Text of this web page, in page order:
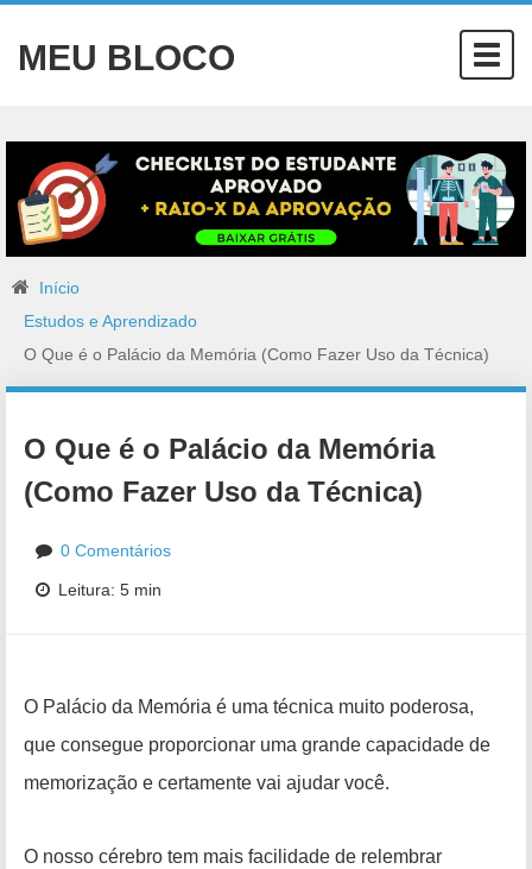
MEU BLOCO
Início
Estudos e Aprendizado
O Que é o Palácio da Memória (Como Fazer Uso da Técnica)
O Que é o Palácio da Memória
(Como Fazer Uso da Técnica)
0 Comentários
Leitura: 5 min
O Palácio da Memória é uma técnica muito poderosa,
que consegue proporcionar uma grande capacidade de
memorização e certamente vai ajudar você.
O nosso cérebro tem mais facilidade de relembrar